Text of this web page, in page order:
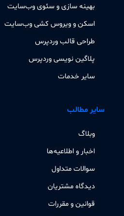
بهینه سازی و سئوی وب‌سایت
اسکن و ویروس کشی وب‌سایت
طراحی قالب وردپرس
پلاگین نویسی وردپرس
سایر خدمات
سایر مطالب
وبلاگ
اخبار و اطلاعیه‌ها
سوالات متداول
دیدگاه مشتریان
قوانین و مقررات